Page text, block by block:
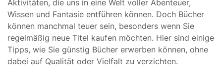
Aktivitäten, die uns in eine Welt voller Abenteuer,
Wissen und Fantasie entführen können. Doch Bücher
können manchmal teuer sein, besonders wenn Sie
regelmäßig neue Titel kaufen möchten. Hier sind einige
Tipps, wie Sie günstig Bücher erwerben können, ohne
dabei auf Qualität oder Vielfalt zu verzichten.